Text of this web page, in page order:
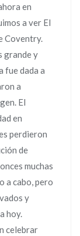
en
a ver El
Coventry.
grande y
fue dada a
a
El
en
perdieron
de
muchas
a cabo, pero
y
hoy.
celebrar